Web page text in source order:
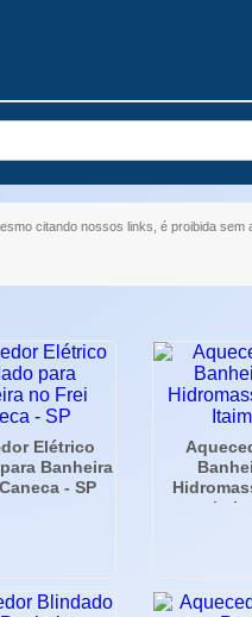
citando nossos links, é proibida
Elétrico
Banheira
- SP